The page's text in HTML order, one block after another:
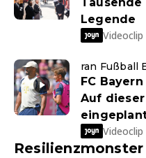
Legende
Videoclip
ran Fußball
FC
Auf
Videoclip